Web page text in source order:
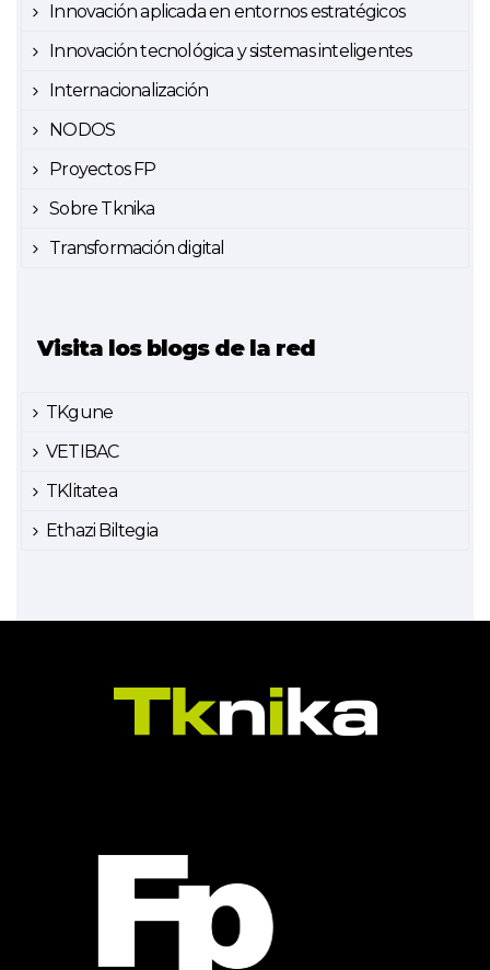
Innovación aplicada en entornos estratégicos
Innovación tecnológica y sistemas inteligentes
Internacionalización
NODOS
Proyectos FP
Sobre Tknika
Transformación digital
Visita los blogs de la red
TKgune
VETIBAC
TKlitatea
Ethazi Biltegia